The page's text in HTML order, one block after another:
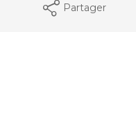
Partager